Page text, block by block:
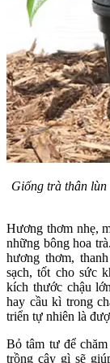
Giống trà thân lùn
Hương thơm nhẹ,
những bông hoa
hương thơm,
sạch, tốt cho sức
kích thước chậu
hay cầu kì trong
triển tự nhiên là
Bỏ tâm tư để
trồng cây gì sẽ